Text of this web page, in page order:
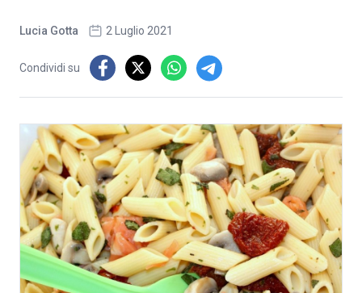
Lucia Gotta 2 Luglio 2021
Condividi su